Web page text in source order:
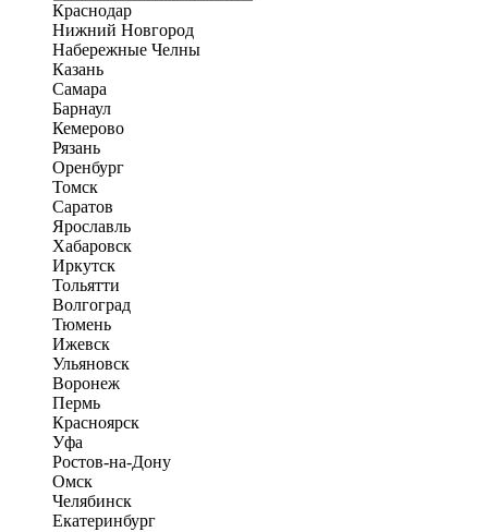
Краснодар
Нижний Новгород
Набережные Челны
Казань
Самара
Барнаул
Кемерово
Рязань
Оренбург
Томск
Саратов
Ярославль
Хабаровск
Иркутск
Тольятти
Волгоград
Тюмень
Ижевск
Ульяновск
Воронеж
Пермь
Красноярск
Уфа
Ростов-на-Дону
Омск
Челябинск
Екатеринбург